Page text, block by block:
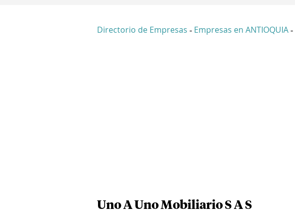
Directorio de Empresas - Empresas en ANTIOQUIA -
Uno A Uno Mobiliario S A S